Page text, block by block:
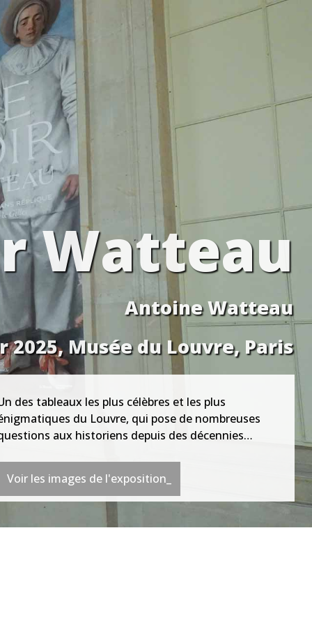
Watteau
Antoine Watteau
2025, Musée du Louvre, Paris
des tableaux les plus célèbres et les plus
du Louvre, qui pose de nombreuses
aux historiens depuis des décennies…
Voir les images de l'exposition_